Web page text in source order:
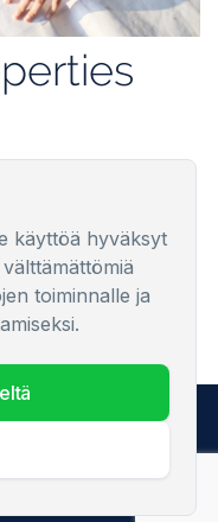
käyttöä hyväksyt
toiminnalle ja
developments are
fields of design
and residential
every detail is
the best
States and to
generations.